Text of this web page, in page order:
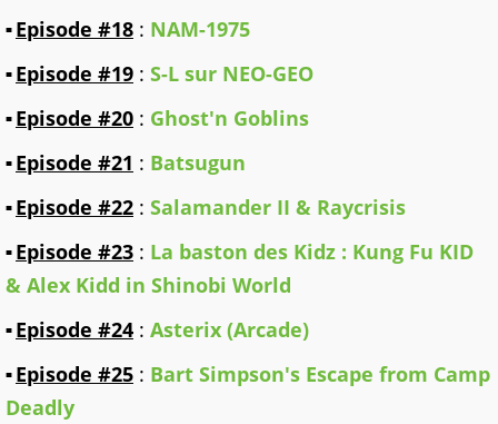
Episode #18 : NAM-1975
Episode #19 : S-L sur NEO-GEO
Episode #20 : Ghost'n Goblins
Episode #21 : Batsugun
Episode #22 : Salamander II & Raycrisis
Episode #23 : La baston des Kidz : Kung Fu KID
& Alex Kidd in Shinobi World
Episode #24 : Asterix (Arcade)
Episode #25 : Bart Simpson's Escape from Camp
Deadly